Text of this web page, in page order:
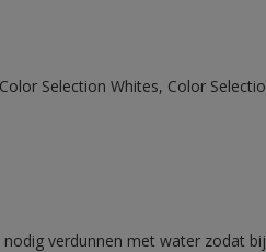
Selection Whites, Color
verdunnen met water zodat